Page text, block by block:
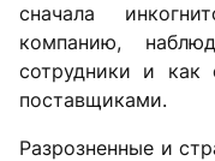
сначала
компанию,
сотрудники и
поставщиками.
Разрозненные и